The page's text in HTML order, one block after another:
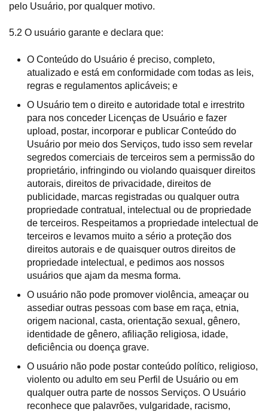
pelo Usuário, por qualquer motivo.
5.2 O usuário garante e declara que:
O Conteúdo do Usuário é preciso, completo,
atualizado e está em conformidade com todas as leis,
regras e regulamentos aplicáveis; e
O Usuário tem o direito e autoridade total e irrestrito
para nos conceder Licenças de Usuário e fazer
upload, postar, incorporar e publicar Conteúdo do
Usuário por meio dos Serviços, tudo isso sem revelar
segredos comerciais de terceiros sem a permissão do
proprietário, infringindo ou violando quaisquer direitos
autorais, direitos de privacidade, direitos de
publicidade, marcas registradas ou qualquer outra
propriedade contratual, intelectual ou de propriedade
de terceiros. Respeitamos a propriedade intelectual de
terceiros e levamos muito a sério a proteção dos
direitos autorais e de quaisquer outros direitos de
propriedade intelectual, e pedimos aos nossos
usuários que ajam da mesma forma.
O usuário não pode promover violência, ameaçar ou
assediar outras pessoas com base em raça, etnia,
origem nacional, casta, orientação sexual, gênero,
identidade de gênero, afiliação religiosa, idade,
deficiência ou doença grave.
O usuário não pode postar conteúdo político, religioso,
violento ou adulto em seu Perfil de Usuário ou em
qualquer outra parte de nossos Serviços. O Usuário
reconhece que palavrões, vulgaridade, racismo,